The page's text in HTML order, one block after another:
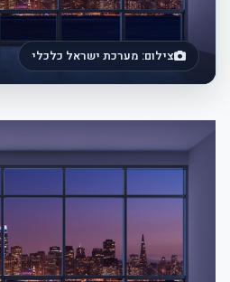
צילום: מערכת ישראל כלכלי